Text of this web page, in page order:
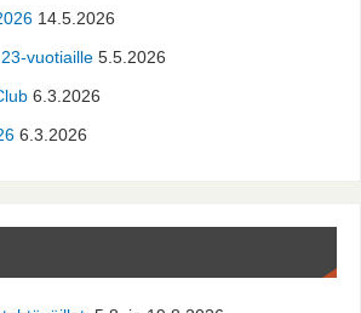
14.5.2026
vuotiaille 5.5.2026
6.3.2026
6.3.2026